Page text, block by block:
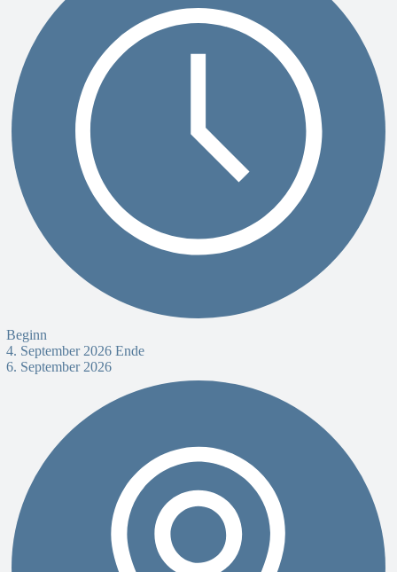
Beginn
4. September 2026 Ende
6. September 2026